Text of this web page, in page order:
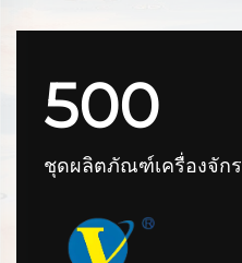
500
ชุดผลิตภัณฑ์เครื่องจักร